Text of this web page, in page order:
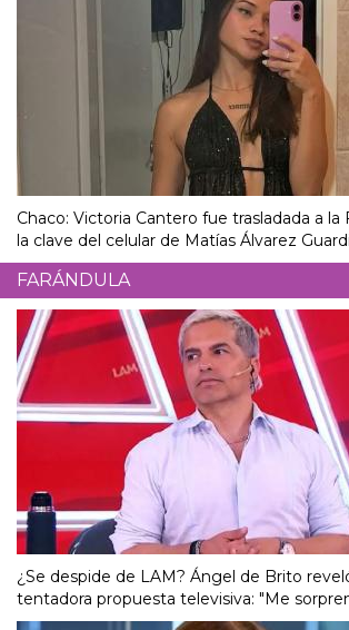
Chaco: Victoria Cantero fue trasladada a la
la clave del celular de Matías Álvarez
FARÁNDULA
¿Se despide de LAM? Ángel de Brito
tentadora propuesta televisiva: "Me